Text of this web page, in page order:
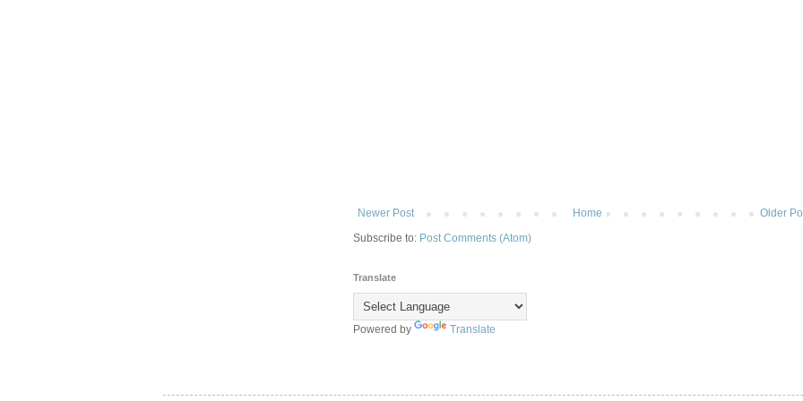
Newer Post Older
Home
Subscribe to: Post Comments (Atom)
Translate
Powered by Translate